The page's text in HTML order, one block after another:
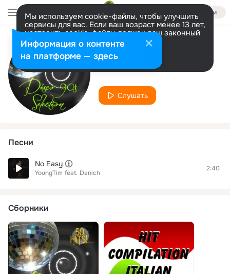
Войти
Мы используем cookie-файлы, чтобы улучшить
сервисы для вас. Если ваш возраст менее 13 лет,
настроить cookie-файлы должен ваш законный
представитель. Больше информации
Разрешить все Настроить
Исполнитель
Danich
Слушать
Песни
No Easy
YoungTim feat. Danich
2:40
Сборники
Информация о контенте
на платформе — здесь